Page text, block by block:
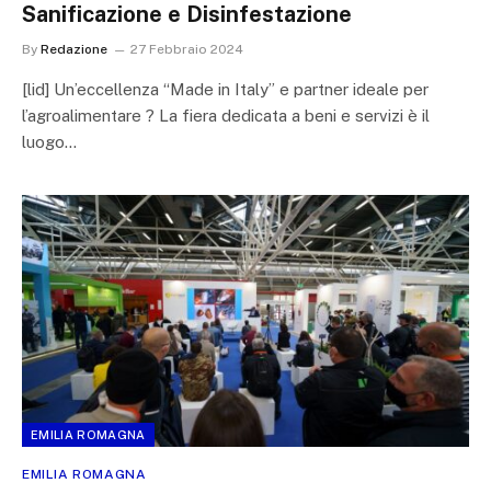
Sanificazione e Disinfestazione
By Redazione 27 Febbraio 2024
[lid] Un’eccellenza “Made in Italy” e partner ideale per
l’agroalimentare ? La fiera dedicata a beni e servizi è il
luogo…
EMILIA ROMAGNA
EMILIA ROMAGNA